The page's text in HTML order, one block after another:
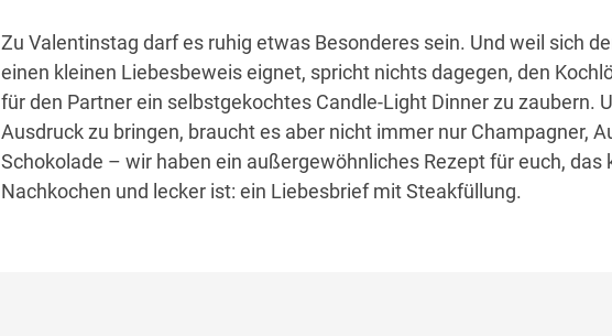
Zu Valentinstag darf es ruhig etwas Besonderes sein. Und weil sich
einen kleinen Liebesbeweis eignet, spricht nichts dagegen, den
für den Partner ein selbstgekochtes Candle-Light Dinner zu zaubern.
Ausdruck zu bringen, braucht es aber nicht immer nur Champagner,
Schokolade – wir haben ein außergewöhnliches Rezept für euch, das
Nachkochen und lecker ist: ein Liebesbrief mit Steakfüllung.